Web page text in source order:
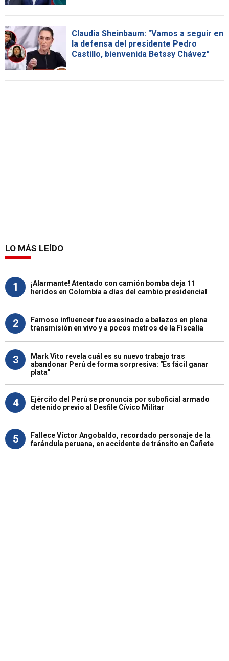
Claudia Sheinbaum: "Vamos a seguir en
la defensa del presidente Pedro
Castillo, bienvenida Betssy Chávez"
LO MÁS LEÍDO
1
¡Alarmante! Atentado con camión bomba deja 11
heridos en Colombia a días del cambio presidencial
2
Famoso influencer fue asesinado a balazos en plena
transmisión en vivo y a pocos metros de la Fiscalía
3
Mark Vito revela cuál es su nuevo trabajo tras
abandonar Perú de forma sorpresiva: "Es fácil ganar
plata"
4
Ejército del Perú se pronuncia por suboficial armado
detenido previo al Desfile Cívico Militar
5
Fallece Víctor Angobaldo, recordado personaje de la
farándula peruana, en accidente de tránsito en Cañete